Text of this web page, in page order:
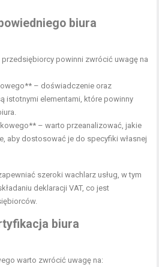
biura
powinni zwrócić uwagę na
– doświadczenie oraz
istotnymi elementami, które powinny
– warto przeanalizować, jakie
aby dostosować je do specyfiki własnej
szeroki wachlarz usług, w tym
deklaracji VAT, co jest
biura
warto zwrócić uwagę na: